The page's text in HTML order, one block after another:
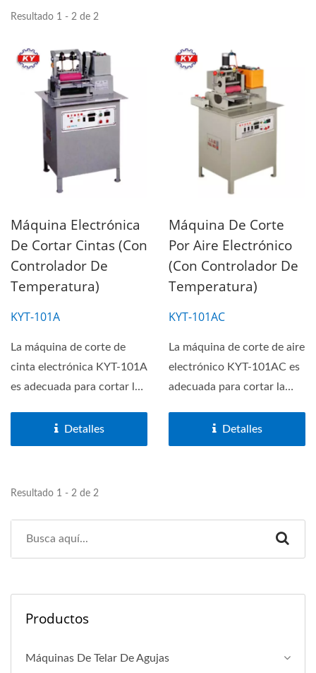
Resultado 1 - 2 de 2
Máquina Electrónica
De Cortar Cintas (con
Controlador De
Temperatura)
KYT-101A
La máquina de corte de
cinta electrónica KYT-101A
es adecuada para cortar la
Detalles
Máquina De Corte
Por Aire Electrónico
(con Controlador De
Temperatura)
KYT-101AC
La máquina de corte de aire
electrónico KYT-101AC es
adecuada para cortar la
Detalles
Resultado 1 - 2 de 2
Productos
Máquinas De Telar De Agujas